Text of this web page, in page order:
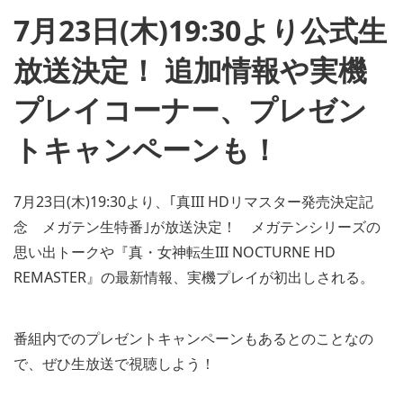
7月23日(木)19:30より公式生
放送決定！ 追加情報や実機
プレイコーナー、プレゼン
トキャンペーンも！
7月23日(木)19:30より、｢真III HDリマスター発売決定記
念 メガテン生特番｣が放送決定！ メガテンシリーズの
思い出トークや『真・女神転生III NOCTURNE HD
REMASTER』の最新情報、実機プレイが初出しされる。
番組内でのプレゼントキャンペーンもあるとのことなの
で、ぜひ生放送で視聴しよう！